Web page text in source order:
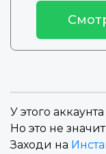
У этого
Но это не
Заходи на